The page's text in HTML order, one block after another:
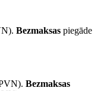
Bezmaksas piegāde
Bezmaksas